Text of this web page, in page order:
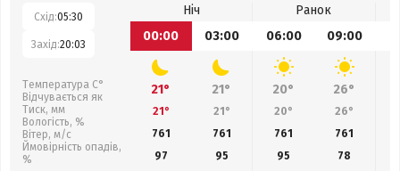
Схід:05:30
Захід:20:03
Температура С°
Відчувається як
Тиск, мм
Вологість, %
Вітер, м/с
Ймовірність опадів,
%
Ніч
Ранок
00:00
03:00 06:00 09:00
21° 21° 20° 26°
21° 21° 20° 26°
761
761 761 761
97
95 95 78